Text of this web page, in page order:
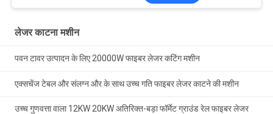
लेजर काटना मशीन
पवन टावर उत्पादन के लिए 20000W फाइबर लेजर कटिंग मशीन
एक्सचेंज टेबल और संलग्न और के साथ उच्च गति फाइबर लेजर काटने की मशीन
उच्च गुणवत्ता वाला 12KW 20KW अतिरिक्त-बड़ा फॉर्मेट ग्राउंड रेल फाइबर लेजर